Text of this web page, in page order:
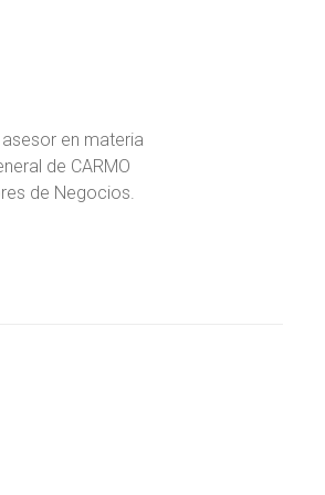
en materia
de CARMO
de Negocios.